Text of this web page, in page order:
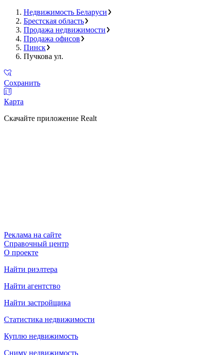
Недвижимость Беларуси
Брестская область
Продажа недвижимости
Продажа офисов
Пинск
Пучкова ул.
Сохранить
Карта
Скачайте приложение Realt
Реклама на сайте
Справочный центр
О проекте
Найти риэлтера
Найти агентство
Найти застройщика
Статистика недвижимости
Куплю недвижимость
Сниму недвижимость